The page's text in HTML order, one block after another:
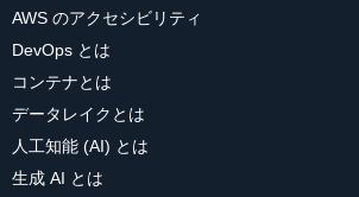
AWS のアクセシビリティ
DevOps とは
コンテナとは
データレイクとは
人工知能 (AI) とは
生成 AI とは